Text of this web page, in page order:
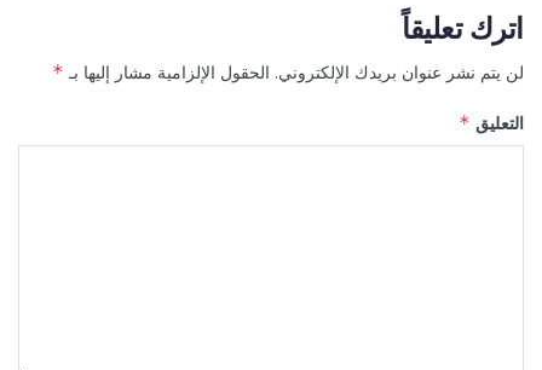
اترك تعليقاً
لن يتم نشر عنوان بريدك الإلكتروني. الحقول الإلزامية مشار إليها بـ *
التعليق *